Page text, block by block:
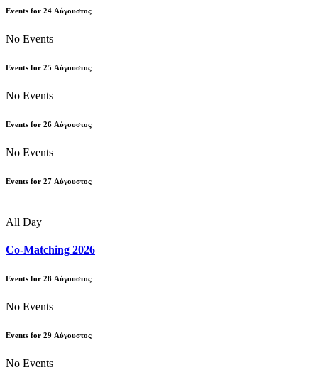
Events for 24 Αύγουστος
No Events
Events for 25 Αύγουστος
No Events
Events for 26 Αύγουστος
No Events
Events for 27 Αύγουστος
All Day
Co-Matching 2026
Events for 28 Αύγουστος
No Events
Events for 29 Αύγουστος
No Events